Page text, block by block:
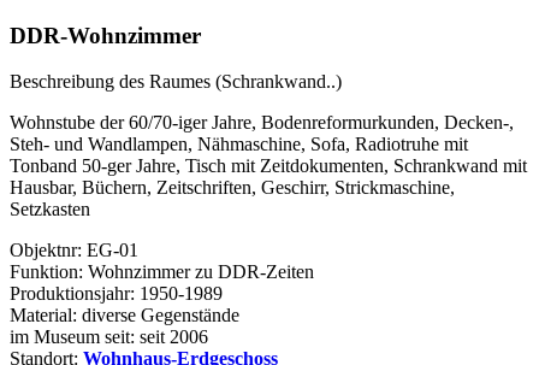
DDR-Wohnzimmer
Beschreibung des Raumes (Schrankwand..)
Wohnstube der 60/70-iger Jahre, Bodenreformurkunden, Decken-,
Steh- und Wandlampen, Nähmaschine, Sofa, Radiotruhe mit
Tonband 50-ger Jahre, Tisch mit Zeitdokumenten, Schrankwand mit
Hausbar, Büchern, Zeitschriften, Geschirr, Strickmaschine,
Setzkasten
Objektnr: EG-01
Funktion: Wohnzimmer zu DDR-Zeiten
Produktionsjahr: 1950-1989
Material: diverse Gegenstände
im Museum seit: seit 2006
Standort: Wohnhaus-Erdgeschoss